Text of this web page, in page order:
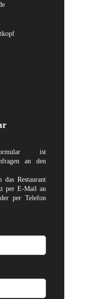
ist
an den
Restaurant
per E-Mail an
per Telefon